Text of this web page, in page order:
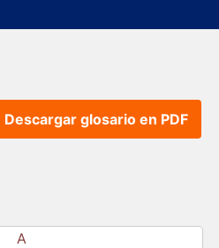
Descargar glosario en PDF
A